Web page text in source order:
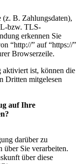
B. Zahlungsdaten),
bzw. TLS-
erkennen Sie
“http://” auf “https://”
Browserzeile.
aktiviert ist, können die
Dritten mitgelesen
auf Ihre
darüber zu
über Sie verarbeiten.
über diese